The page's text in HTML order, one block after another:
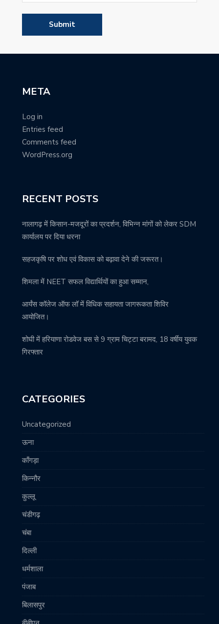
META
Log in
Entries feed
Comments feed
WordPress.org
RECENT POSTS
नालागढ़ में किसान-मजदूरों का प्रदर्शन, विभिन्न मांगों को लेकर SDM
कार्यालय पर दिया धरना
सहजकृषि पर शोध एवं विकास को बढ़ावा देने की जरूरत।
शिमला में NEET सफल विद्यार्थियों का हुआ सम्मान,
आर्यंस कॉलेज ऑफ लॉ में विधिक सहायता जागरूकता शिविर
आयोजित।
शोघी में हरियाणा रोडवेज बस से 9 ग्राम चिट्टा बरामद, 18 वर्षीय युवक
गिरफ्तार
CATEGORIES
Uncategorized
ऊना
काँगड़ा
किन्नौर
कुल्लू
चंडीगढ़
चंबा
दिल्ली
धर्मशाला
पंजाब
बिलासपुर